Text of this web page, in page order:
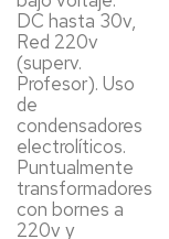
DC hasta 30v,
Red 220v
(superv.
Profesor). Uso
de
condensadores
electrolíticos.
Puntualmente
transformadores
con bornes a
220v y